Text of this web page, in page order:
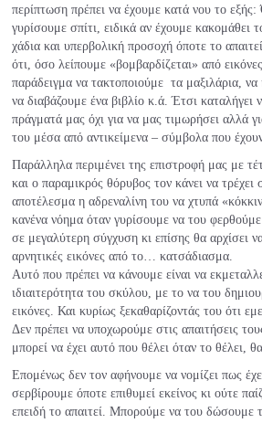
περίπτωση πρέπει να έχουμε κατά νου το
γυρίσουμε σπίτι, ειδικά αν έχουμε
χάδια και υπερβολική προσοχή όποτε το
ότι, όσο λείπουμε «βομβαρδίζεται» από
παράδειγμα να τακτοποιούμε τα μαξιλάρια,
να διαβάζουμε ένα βιβλίο κ.ά. Έτσι
πράγματά μας όχι για να μας τιμωρήσει αλλά
του μέσα από αντικείμενα – σύμβολα που
Παράλληλα περιμένει της επιστροφή μας με
και ο παραμικρός θόρυβος τον κάνει να
αποτέλεσμα η αδρεναλίνη του να χτυπά
κανένα νόημα όταν γυρίσουμε να του φερθούμε
σε μεγαλύτερη σύγχυση κι επίσης θα αρχίσει
αρνητικές εικόνες από το… κατσάδιασμα.
Αυτό που πρέπει να κάνουμε είναι να
ιδιαιτερότητα του σκύλου, με το να του
εικόνες. Και κυρίως ξεκαθαρίζοντάς του ότι
Δεν πρέπει να υποχωρούμε στις απαιτήσεις
μπορεί να έχει αυτό που θέλει όταν το θέλει,
Επομένως δεν τον αφήνουμε να νομίζει πως
σερβίρουμε όποτε επιθυμεί εκείνος κι ούτε
επειδή το απαιτεί. Μπορούμε να του δώσουμε